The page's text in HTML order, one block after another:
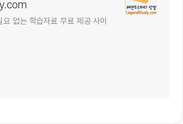
없는 학습자료 무료 제공 사이